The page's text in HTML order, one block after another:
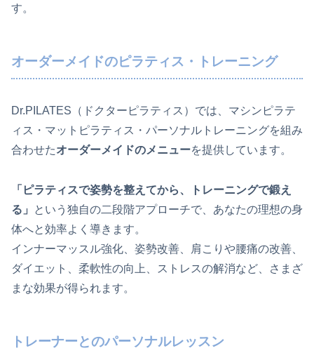
す。
オーダーメイドのピラティス・トレーニング
Dr.PILATES（ドクターピラティス）では、マシンピラテ
ィス・マットピラティス・パーソナルトレーニングを組み
合わせたオーダーメイドのメニューを提供しています。
「ピラティスで姿勢を整えてから、トレーニングで鍛え
る」
という独自の二段階アプローチで、あなたの理想の身
体へと効率よく導きます。
インナーマッスル強化、姿勢改善、肩こりや腰痛の改善、
ダイエット、柔軟性の向上、ストレスの解消など、さまざ
まな効果が得られます。
トレーナーとのパーソナルレッスン